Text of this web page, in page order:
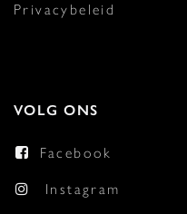
Privacybeleid
VOLG ONS
Facebook
Instagram